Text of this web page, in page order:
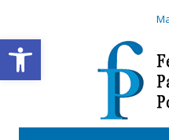
Otwórz pasek narzędzi